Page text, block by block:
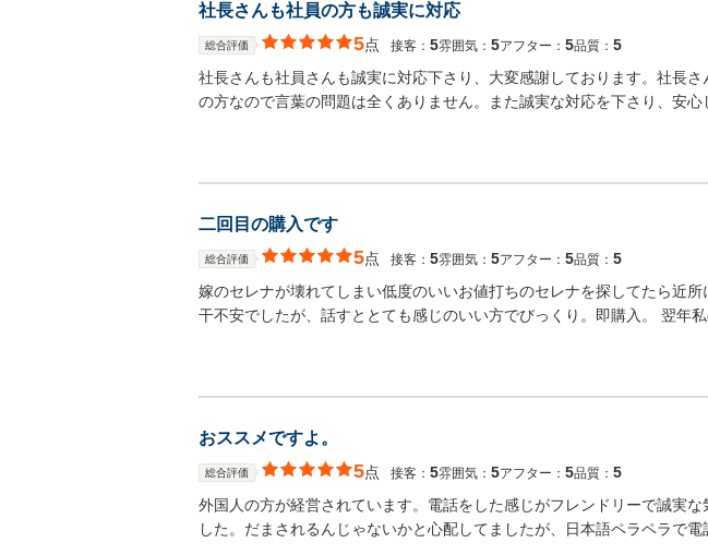
社長さんも社員の方も誠実に対応
総合評価 5点 接客： 5雰囲気： 5アフター： 5品質： 5
社長さんも社員さんも誠実に対応下さり、大変感謝しております。社長
の方なので言葉の問題は全くありません。また誠実な対応を下さり、安
二回目の購入です
総合評価 5点 接客： 5雰囲気： 5アフター： 5品質： 5
嫁のセレナが壊れてしまい低度のいいお値打ちのセレナを探してたら近
干不安でしたが、話すととても感じのいい方でびっくり。即購入。 翌年
おススメですよ。
総合評価 5点 接客： 5雰囲気： 5アフター： 5品質： 5
外国人の方が経営されています。電話をした感じがフレンドリーで誠実
した。だまされるんじゃないかと心配してましたが、日本語ペラペラで